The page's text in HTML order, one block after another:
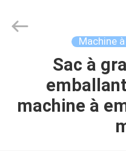
ACCUEIL
PRODUITS
Machinery
Machine
Sac à
machine à